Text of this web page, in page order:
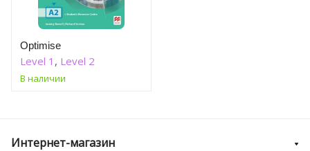
Optimise
Level 1 , Level 2
В наличии
Интернет-магазин